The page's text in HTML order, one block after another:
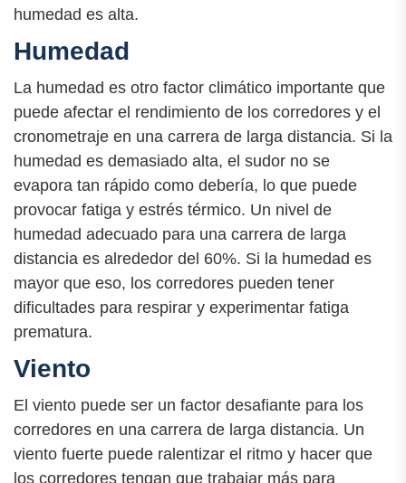
humedad es alta.
Humedad
La humedad es otro factor climático importante que
puede afectar el rendimiento de los corredores y el
cronometraje en una carrera de larga distancia. Si la
humedad es demasiado alta, el sudor no se
evapora tan rápido como debería, lo que puede
provocar fatiga y estrés térmico. Un nivel de
humedad adecuado para una carrera de larga
distancia es alrededor del 60%. Si la humedad es
mayor que eso, los corredores pueden tener
dificultades para respirar y experimentar fatiga
prematura.
Viento
El viento puede ser un factor desafiante para los
corredores en una carrera de larga distancia. Un
viento fuerte puede ralentizar el ritmo y hacer que
los corredores tengan que trabajar más para